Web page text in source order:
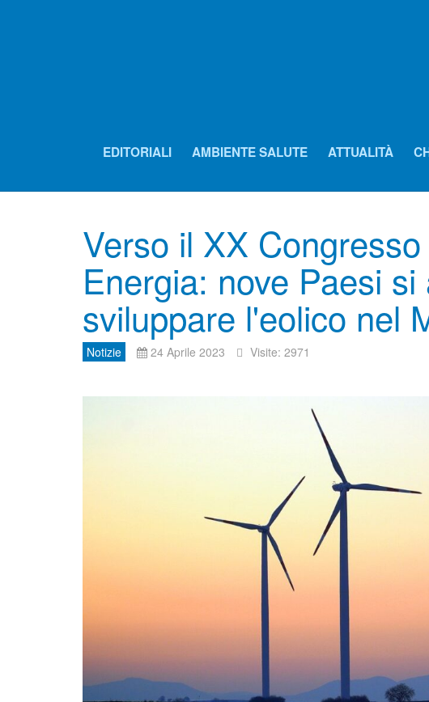
EDITORIALI AMBIENTE SALUTE ATTUALITÀ
Verso il XX
Energia: nove Paesi
sviluppare l'eolico nel
Notizie 24 Aprile 2023 Visite: 2971